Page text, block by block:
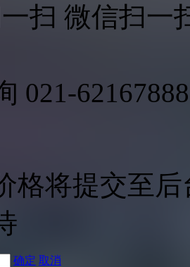
微信扫一
021-62167888
格将提交至
确定 取消